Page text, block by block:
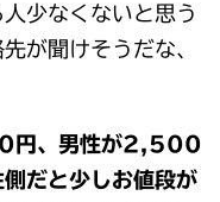
少なくないと思う
が聞けそうだな、
円、男性が2,500
側だと少しお値段が